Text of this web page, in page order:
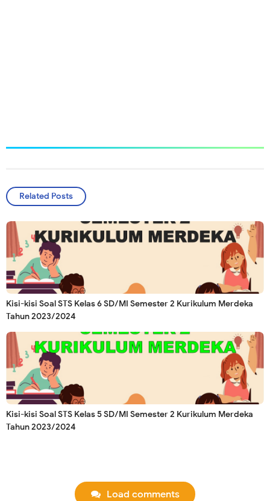
Related Posts
Kisi-kisi Soal STS Kelas 6 SD/MI Semester 2 Kurikulum Merdeka
Tahun 2023/2024
Kisi-kisi Soal STS Kelas 5 SD/MI Semester 2 Kurikulum Merdeka
Tahun 2023/2024
Load comments